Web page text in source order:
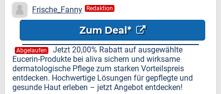
Eucerin-Produkte
Frische_Fanny Redaktion
Zum Deal*
Abgelaufen
Jetzt 20,00% Rabatt auf ausgewählte
Eucerin-Produkte bei aliva sichern und wirksame
dermatologische Pflege zum starken Vorteilspreis
entdecken. Hochwertige Lösungen für gepflegte und
gesunde Haut erleben – jetzt Angebot entdecken!